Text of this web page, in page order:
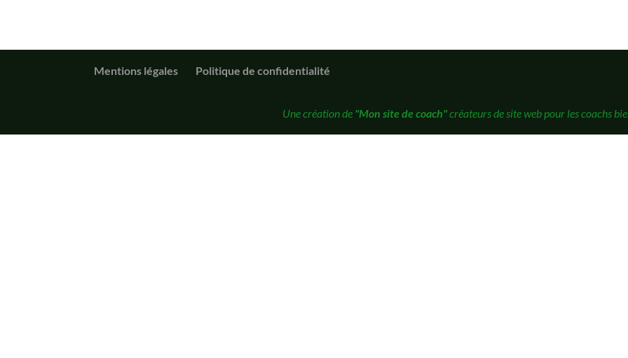
Mentions légales Politique de confidentialité
Une création de "Mon site de coach"créateurs de site web pour les coachs